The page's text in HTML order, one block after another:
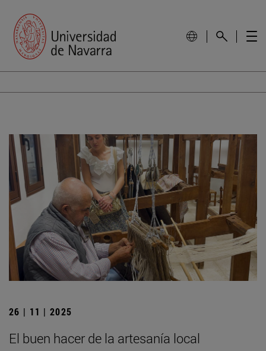
26 | 11 | 2025
El buen hacer de la artesanía local